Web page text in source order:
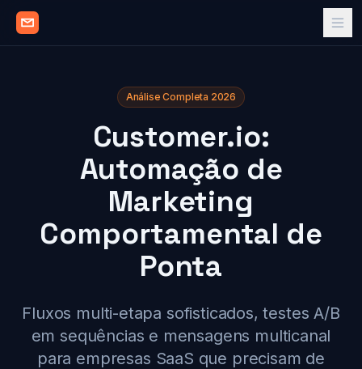
Análise Completa 2026
Customer.io:
Automação de
Marketing
Comportamental de
Ponta
Fluxos multi-etapa sofisticados, testes A/B
em sequências e mensagens multicanal
para empresas SaaS que precisam de